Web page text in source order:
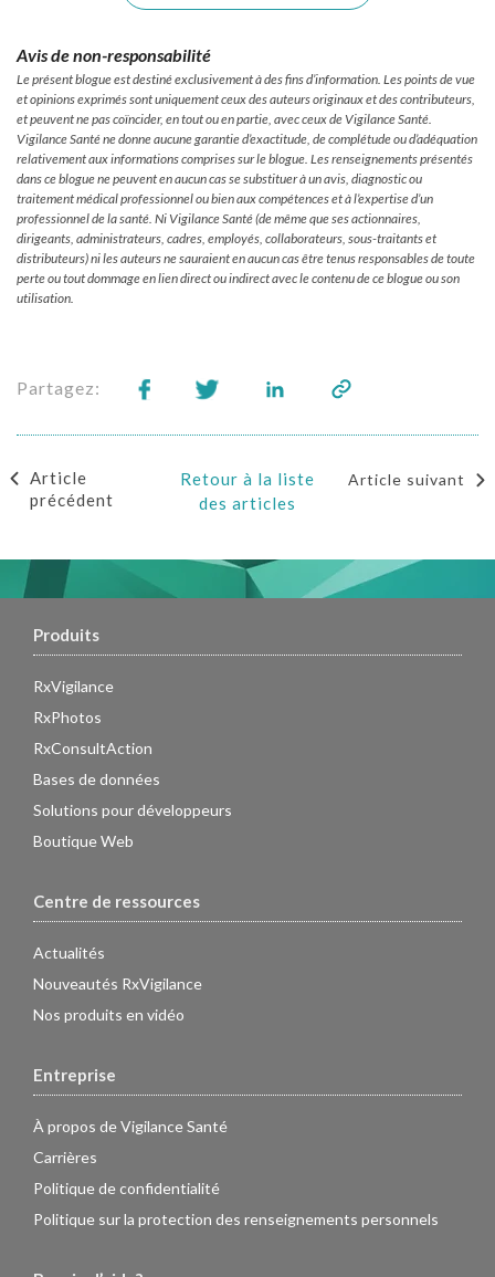
Avis de non-responsabilité
Le présent blogue est destiné exclusivement à des fins d’information. Les points de vue
et opinions exprimés sont uniquement ceux des auteurs originaux et des contributeurs,
et peuvent ne pas coïncider, en tout ou en partie, avec ceux de Vigilance Santé.
Vigilance Santé ne donne aucune garantie d’exactitude, de complétude ou d’adéquation
relativement aux informations comprises sur le blogue. Les renseignements présentés
dans ce blogue ne peuvent en aucun cas se substituer à un avis, diagnostic ou
traitement médical professionnel ou bien aux compétences et à l’expertise d’un
professionnel de la santé. Ni Vigilance Santé (de même que ses actionnaires,
dirigeants, administrateurs, cadres, employés, collaborateurs, sous-traitants et
distributeurs) ni les auteurs ne sauraient en aucun cas être tenus responsables de toute
perte ou tout dommage en lien direct ou indirect avec le contenu de ce blogue ou son
utilisation.
Partagez:
Article
précédent
Retour à la liste
des articles
Article suivant
Produits
RxVigilance
RxPhotos
RxConsultAction
Bases de données
Solutions pour développeurs
Boutique Web
Centre de ressources
Actualités
Nouveautés RxVigilance
Nos produits en vidéo
Entreprise
À propos de Vigilance Santé
Carrières
Politique de confidentialité
Politique sur la protection des renseignements personnels